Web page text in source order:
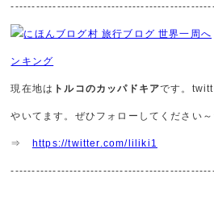
ンキング
現在地は トルコのカッパドキアです。
やいてます。ぜひフォローしてください
⇒ https://twitter.com/liliki1